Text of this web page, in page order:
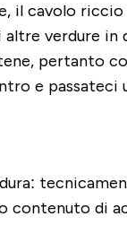
il cavolo
verdure
pertanto
e
di